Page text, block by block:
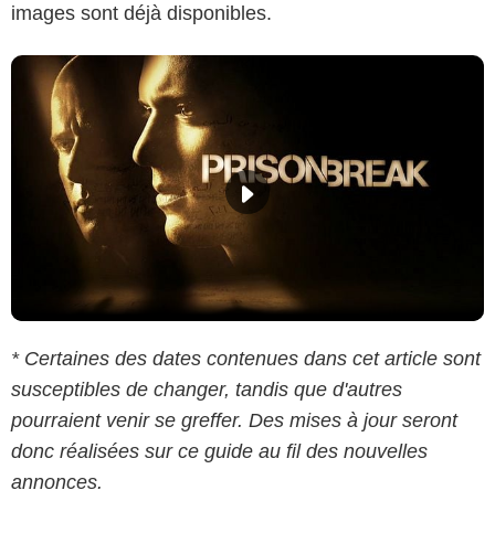
images sont déjà disponibles.
* Certaines des dates contenues dans cet article sont
susceptibles de changer, tandis que d'autres
pourraient venir se greffer. Des mises à jour seront
donc réalisées sur ce guide au fil des nouvelles
annonces.